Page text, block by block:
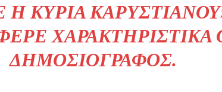
ΚΥΡΊΑ
ΧΑΡΑΚΤΗΡΙΣΤΙΚΆ
ΔΗΜΟΣΙΟΓΡΆΦΟΣ.